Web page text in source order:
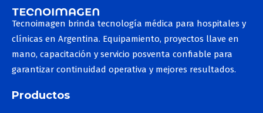
Tecnoimagen brinda tecnología médica para hospitales y
clínicas en Argentina. Equipamiento, proyectos llave en
mano, capacitación y servicio posventa confiable para
garantizar continuidad operativa y mejores resultados.
Productos